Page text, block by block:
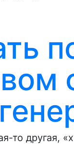
то другая,